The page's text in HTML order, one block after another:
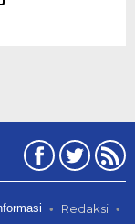
Redaksi